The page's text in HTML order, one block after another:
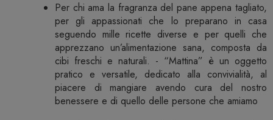
Per chi ama la fragranza del pane appena tagliato,
per gli appassionati che lo preparano in casa
seguendo mille ricette diverse e per quelli che
apprezzano un’alimentazione sana, composta da
cibi freschi e naturali. - “Mattina” è un oggetto
pratico e versatile, dedicato alla convivialità, al
piacere di mangiare avendo cura del nostro
benessere e di quello delle persone che amiamo